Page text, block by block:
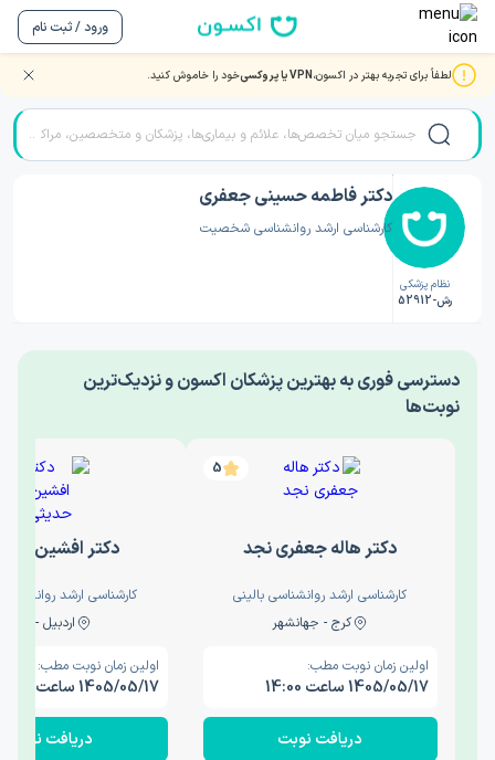
ورود / ثبت نام
لطفاً برای تجربه بهتر در اکسون،VPN یا پروکسی خود را خاموش کنید. صفحه اصلی/دکتر روانشناسی/دکتر فاطمه حسینی جعفری
نظام پزشکی
رش-52912
دکتر فاطمه حسینی جعفری
کارشناسی ارشد روانشناسی شخصیت
‎دسترسی فوری به بهترین پزشکان اکسون و نزدیک‌ترین
نوبت‌ها
5
دکتر هاله جعفری نجد
کارشناسی ارشد روانشناسی بالینی
کرج - جهانشهر
اولین زمان نوبت مطب:
1405/05/17 ساعت 14:00
دریافت نوبت
دکتر افشین
کارشناسی ارشد
اردبیل - والی
اولین زمان نوبت مطب:
1405/05/17 ساعت 15:00
دریافت نوبت